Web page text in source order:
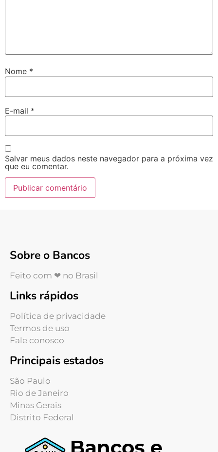
Nome *
E-mail *
Salvar meus dados neste navegador para a próxima vez
que eu comentar.
Sobre o Bancos
Feito com ❤ no Brasil
Links rápidos
Política de privacidade
Termos de uso
Fale conosco
Principais estados
São Paulo
Rio de Janeiro
Minas Gerais
Distrito Federal